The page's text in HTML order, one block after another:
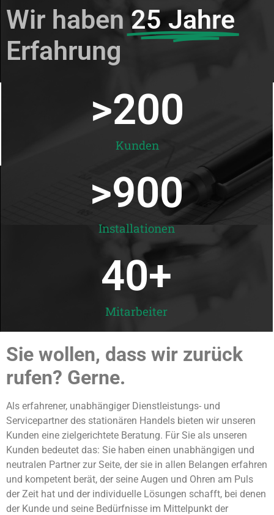
Wir haben 25 Jahre
Erfahrung
Kunden
>200
Installationen
>900
Mitarbeiter
40+
Sie wollen, dass wir zurück
rufen? Gerne.
Als erfahrener, unabhängiger Dienstleistungs- und
Servicepartner des stationären Handels bieten wir unseren
Kunden eine zielgerichtete Beratung. Für Sie als unseren
Kunden bedeutet das: Sie haben einen unabhängigen und
neutralen Partner zur Seite, der sie in allen Belangen erfahren
und kompetent berät, der seine Augen und Ohren am Puls
der Zeit hat und der individuelle Lösungen schafft, bei denen
der Kunde und seine Bedürfnisse im Mittelpunkt der